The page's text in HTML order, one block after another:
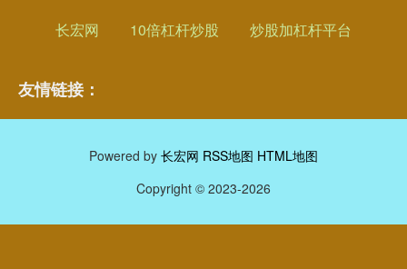
长宏网 10倍杠杆炒股 炒股加杠杆平台
友情链接：
Powered by 长宏网 RSS地图 HTML地图
Copyright © 2023-2026